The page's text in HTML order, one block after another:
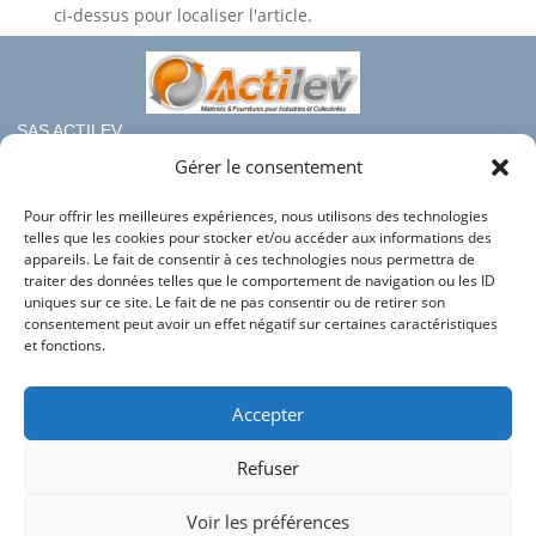
Gérer le consentement
Pour offrir les meilleures expériences, nous utilisons des technologies
telles que les cookies pour stocker et/ou accéder aux informations des
appareils. Le fait de consentir à ces technologies nous permettra de
traiter des données telles que le comportement de navigation ou les ID
uniques sur ce site. Le fait de ne pas consentir ou de retirer son
consentement peut avoir un effet négatif sur certaines caractéristiques
et fonctions.
Accepter
Refuser
Voir les préférences
ci-dessus pour localiser l'article.
SAS ACTILEV
112 bis rue haute de Crouin
Téléphone : 05.45.36.08.19
Mail : contact@france-rayonnage.fr
Nos autres sites du groupe :
Actilev
Bac en Plastique
Conditions générales de vente